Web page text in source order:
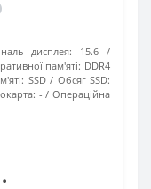
дисплея:
15.6
пам'яті: DDR4
SSD
Обсяг SSD:
-
Операційна